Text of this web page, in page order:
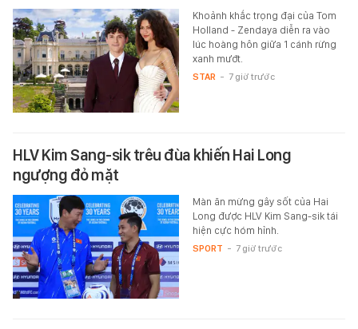
Khoảnh khắc trọng đại của Tom
Holland - Zendaya diễn ra vào
lúc hoàng hôn giữa 1 cánh rừng
xanh mướt.
STAR - 7 giờ trước
HLV Kim Sang-sik trêu đùa khiến Hai Long
ngượng đỏ mặt
Màn ăn mừng gây sốt của Hai
Long được HLV Kim Sang-sik tái
hiện cực hóm hỉnh.
SPORT - 7 giờ trước